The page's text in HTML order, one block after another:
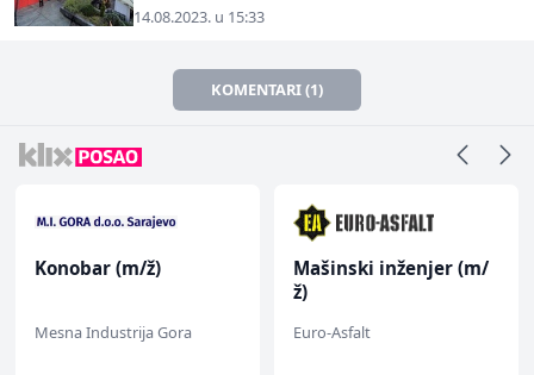
14.08.2023. u 15:33
KOMENTARI (1)
Konobar (m/ž)
Mesna Industrija Gora
Mašinski inženjer (m/
ž)
Euro-Asfalt